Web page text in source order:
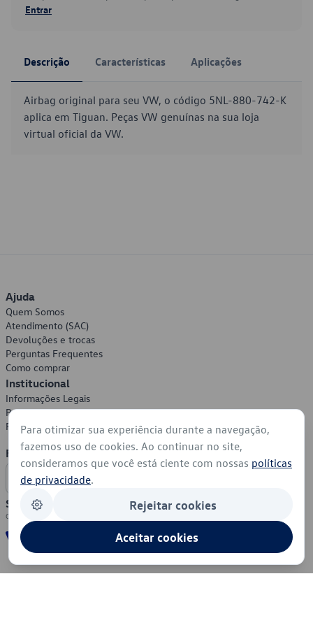
Entrar
Descrição Características Aplicações
Airbag original para seu VW, o código 5NL-880-742-K
aplica em Tiguan. Peças VW genuínas na sua loja
virtual oficial da VW.
Ajuda
Quem Somos
Atendimento (SAC)
Devoluções e trocas
Perguntas Frequentes
Como comprar
Institucional
Informações Legais
Política de Privacidade
Política de Cookies
Formas de Pagamento
Segurança
Para otimizar sua experiência durante a navegação,
fazemos uso de cookies. Ao continuar no site,
consideramos que você está ciente com nossas políticas
de privacidade.
Rejeitar cookies
Aceitar cookies